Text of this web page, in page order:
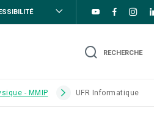
RECHERCHE
- MMIP UFR Informatique